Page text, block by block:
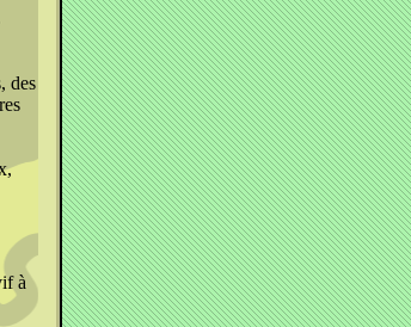
des
à